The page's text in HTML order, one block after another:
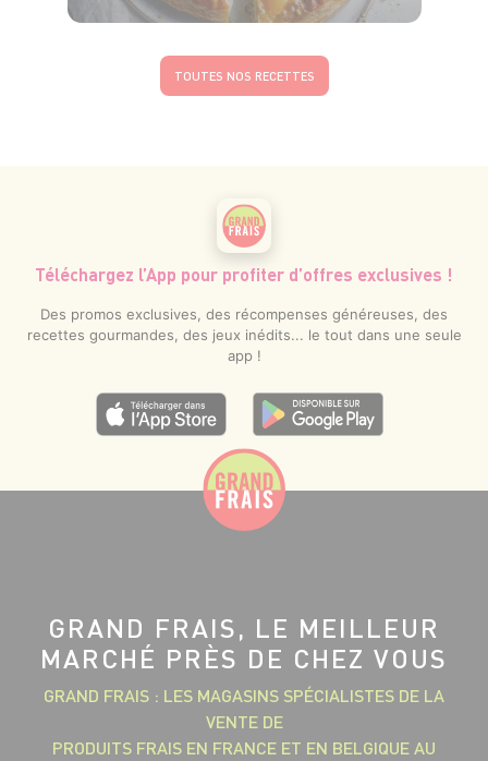
TOUTES NOS RECETTES
Téléchargez l’App pour profiter d’offres exclusives !
Des promos exclusives, des récompenses généreuses, des
recettes gourmandes, des jeux inédits... le tout dans une seule
app !
GRAND FRAIS, LE MEILLEUR
MARCHÉ PRÈS DE CHEZ VOUS
GRAND FRAIS : LES MAGASINS SPÉCIALISTES DE LA
VENTE DE
PRODUITS FRAIS EN FRANCE ET EN BELGIQUE AU